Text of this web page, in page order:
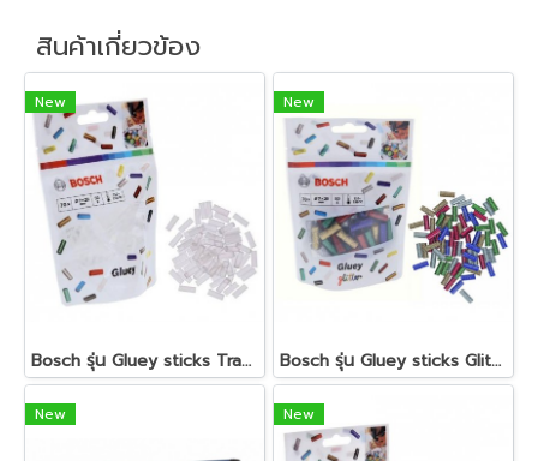
สินค้าเกี่ยวข้อง
New
Bosch รุ่น Gluey sticks Transpa กาวแท่ง สีใส (2608002004)
New
Bosch รุ่น Gluey sticks Glitter กาวแท่ง กากเพชร คละสี (2608002006)
New New